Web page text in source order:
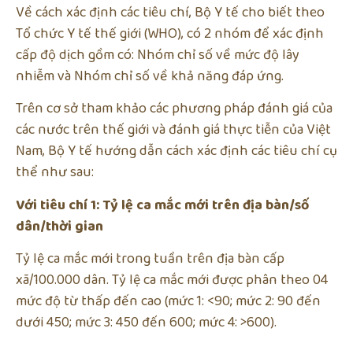
Về cách xác định các tiêu chí, Bộ Y tế cho biết theo
Tổ chức Y tế thế giới (WHO), có 2 nhóm để xác định
cấp độ dịch gồm có: Nhóm chỉ số về mức độ lây
nhiễm và Nhóm chỉ số về khả năng đáp ứng.
Trên cơ sở tham khảo các phương pháp đánh giá của
các nước trên thế giới và đánh giá thực tiễn của Việt
Nam, Bộ Y tế hướng dẫn cách xác định các tiêu chí cụ
thể như sau:
Với tiêu chí 1: Tỷ lệ ca mắc mới trên địa bàn/số
dân/thời gian
Tỷ lệ ca mắc mới trong tuần trên địa bàn cấp
xã/100.000 dân. Tỷ lệ ca mắc mới được phân theo 04
mức độ từ thấp đến cao (mức 1: <90; mức 2: 90 đến
dưới 450; mức 3: 450 đến 600; mức 4: >600).